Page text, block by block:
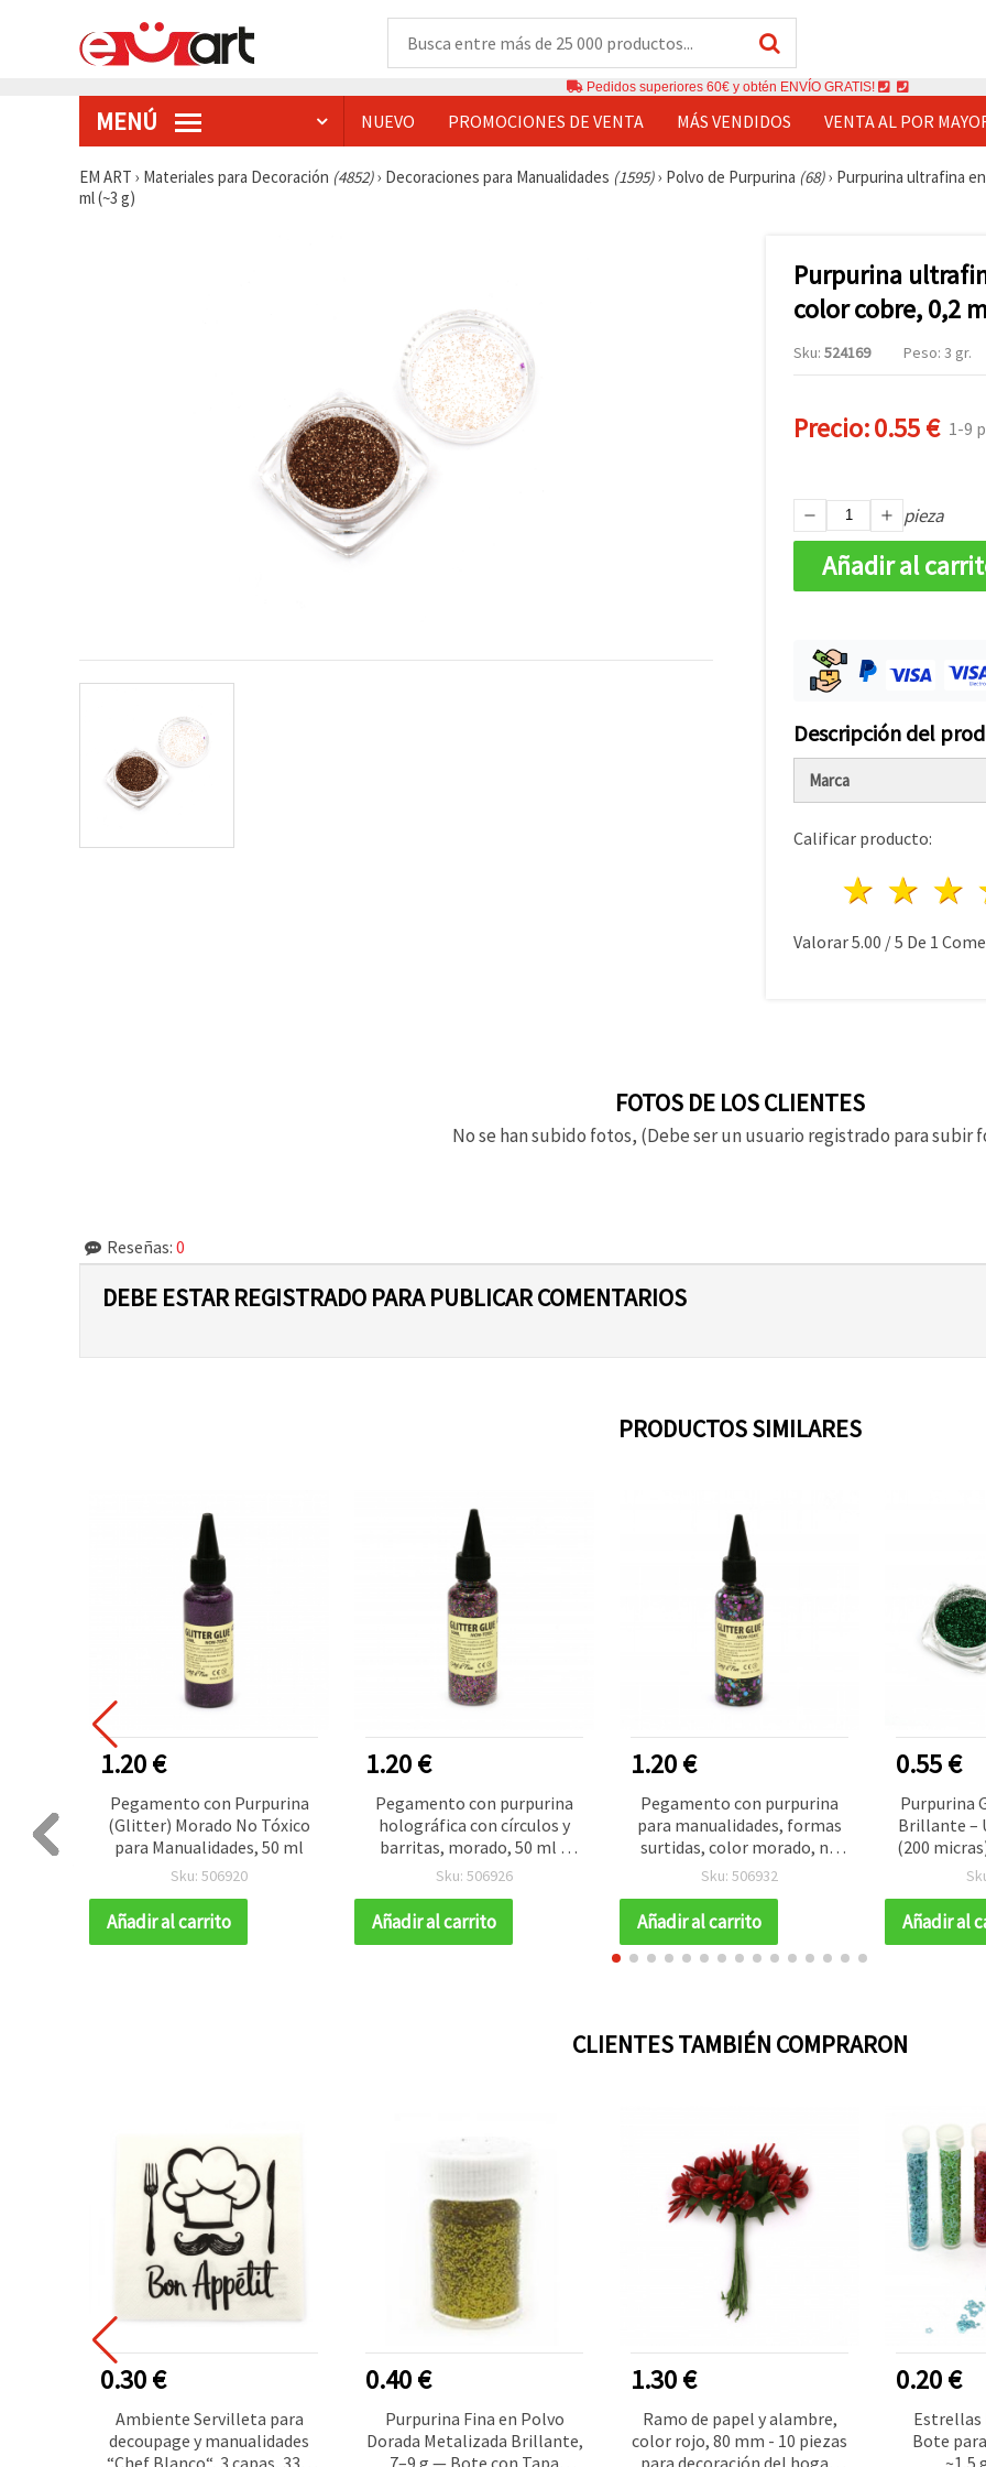
Pedidos superiores 60€ y obtén ENVÍO GRATIS!
MENÚ NUEVO PROMOCIONES DE VENTA MÁS VENDIDOS VENTA AL POR
EM ART › Materiales para Decoración (4852)› Decoraciones para Manualidades (1595)› Polvo de Purpurina (68)› Purpurina ultrafina
ml (~3 g)
Purpurina
color cobre, 0,2
Sku: 524169 Peso: 3 gr.
Precio:0.55 € 1-9
pieza
Añadir al
Descripción del
Marca
Calificar producto:
2
1
Valorar5.00 /5 De 1
FOTOS DE LOS CLIENTES
No se han subido fotos, (Debe ser un usuario registrado para subir
Reseñas: 0
DEBE ESTAR REGISTRADO PARA PUBLICAR COMENTARIOS
PRODUCTOS SIMILARES
y
no
1.20 €
Pegamento con Purpurina
(Glitter) Morado No Tóxico
para Manualidades, 50 ml
Sku: 506920
Añadir al carrito
1.20 €
Pegamento con purpurina
holográfica con círculos y
barritas, morado, 50 ml –
Ideal para manualidades y
Sku: 506926
Añadir al carrito
1.20 €
Pegamento con purpurina
para manualidades, formas
surtidas, color morado, no
tóxico, 50 ml
Sku: 506932
Añadir al carrito
0.55 €
Purpurina
Brillante –
(200
Añadir al
CLIENTES TAMBIÉN COMPRARON
0.30 €
Ambiente Servilleta para
decoupage y manualidades
“Chef Blanco“, 3 capas, 33 x
0.40 €
Purpurina Fina en Polvo
Dorada Metalizada Brillante,
7–9 g — Bote con Tapa
1.30 €
Ramo de papel y alambre,
color rojo, 80 mm - 10 piezas
para decoración del hogar,
0.20 €
Estrellas
Bote
~1,5